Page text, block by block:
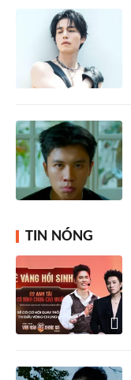
TIN NÓNG